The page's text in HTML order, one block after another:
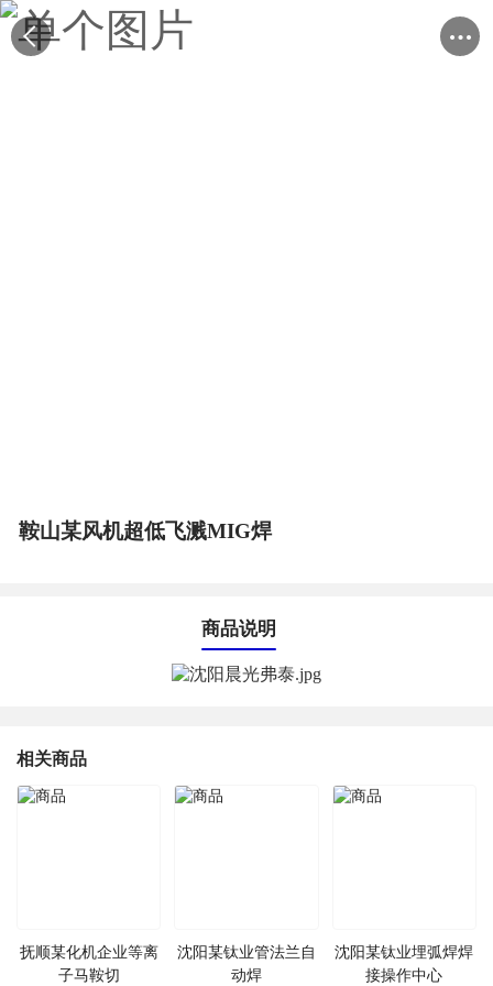
鞍山某风机超低飞溅MIG焊
商品说明
相关商品
抚顺某化机企业等离
子马鞍切
沈阳某钛业管法兰自
动焊
沈阳某钛业埋弧焊焊
接操作中心